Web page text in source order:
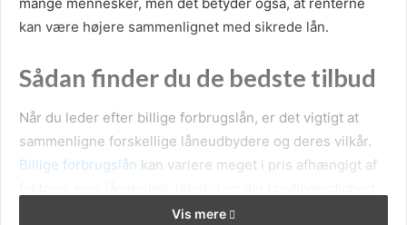
kan være højere sammenlignet med sikrede lån.
Sådan finder du de bedste tilbud
Når du leder efter billige forbrugslån, er det vigtigt at
sammenligne forskellige låneudbydere og deres vilkår.
Billige forbrugslån kan variere meget i pris afhængigt af
Ved at bruge online sammenligningstjenester kan du
Vis mere